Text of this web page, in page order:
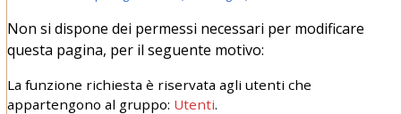
Non si dispone dei permessi necessari per modificare
questa pagina, per il seguente motivo:
La funzione richiesta è riservata agli utenti che
appartengono al gruppo: Utenti.